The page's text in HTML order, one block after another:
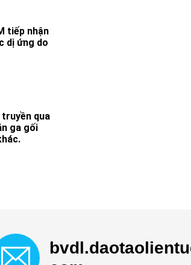
tiếp nhận
dị ứng do
qua
ga gối